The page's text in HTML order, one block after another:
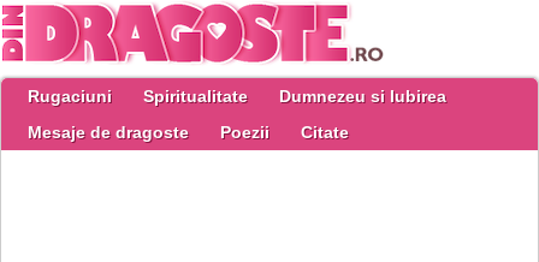
Rugaciuni Spiritualitate
Dumnezeu si Iubirea
Mesaje de dragoste
Poezii Citate